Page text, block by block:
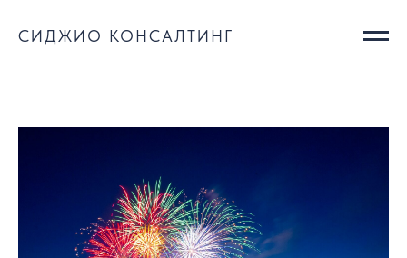
СИДЖИО КОНСАЛТИНГ